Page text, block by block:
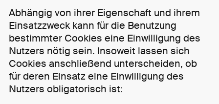
Abhängig von ihrer Eigenschaft und ihrem
Einsatzzweck kann für die Benutzung
bestimmter Cookies eine Einwilligung des
Nutzers nötig sein. Insoweit lassen sich
Cookies anschließend unterscheiden, ob
für deren Einsatz eine Einwilligung des
Nutzers obligatorisch ist: